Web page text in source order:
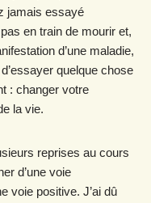
jamais essayé
en train de mourir et,
d’une maladie,
quelque chose
: changer votre
la vie.
reprises au cours
d’une voie
voie positive. J’ai dû